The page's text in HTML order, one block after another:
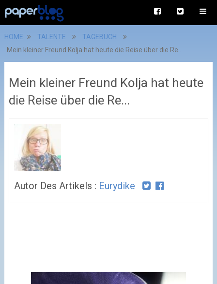
HOME TALENTE
TAGEBUCH
Mein kleiner Freund Kolja hat heute die Reise über die Re...
Mein kleiner Freund Kolja hat heute
die Reise über die Re...
Autor Des Artikels : Eurydike